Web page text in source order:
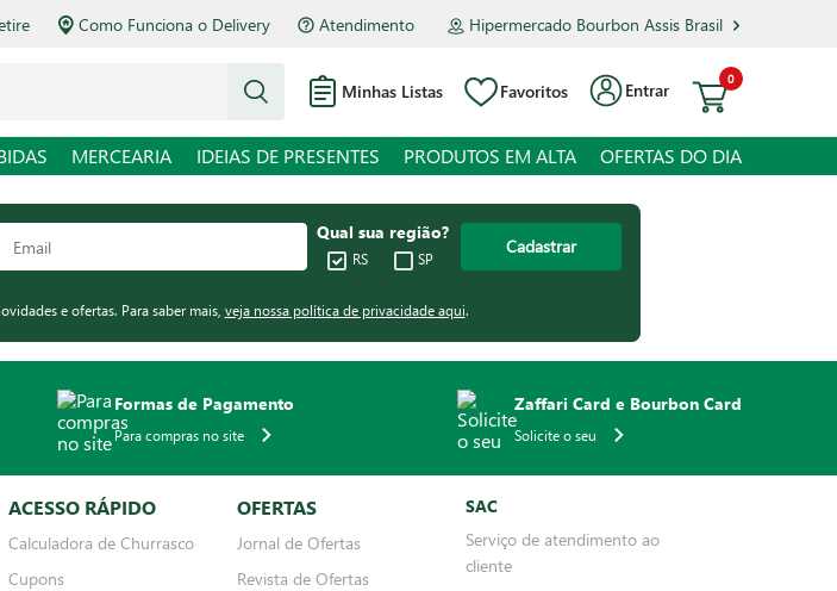
Como Funciona o Delivery Atendimento Hipermercado Bourbon Assis Brasil
Minhas Listas Favoritos Entrar
0
MERCEARIA IDEIAS DE PRESENTES PRODUTOS EM ALTA OFERTAS DO DIA
Qual sua região?
RS SP
Cadastrar
e ofertas. Para saber mais, veja nossa política de privacidade aqui.
Formas de Pagamento
Para compras no site
Zaffari Card e Bourbon Card
Solicite o seu
ACESSO RÁPIDO
Calculadora de Churrasco
Cupons
OFERTAS
Jornal de Ofertas
Revista de Ofertas
SAC
Serviço de atendimento ao
cliente